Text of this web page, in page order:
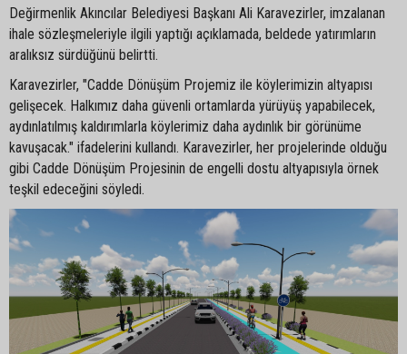
Değirmenlik Akıncılar Belediyesi Başkanı Ali Karavezirler, imzalanan
ihale sözleşmeleriyle ilgili yaptığı açıklamada, beldede yatırımların
aralıksız sürdüğünü belirtti.
Karavezirler, "Cadde Dönüşüm Projemiz ile köylerimizin altyapısı
gelişecek. Halkımız daha güvenli ortamlarda yürüyüş yapabilecek,
aydınlatılmış kaldırımlarla köylerimiz daha aydınlık bir görünüme
kavuşacak." ifadelerini kullandı. Karavezirler, her projelerinde olduğu
gibi Cadde Dönüşüm Projesinin de engelli dostu altyapısıyla örnek
teşkil edeceğini söyledi.